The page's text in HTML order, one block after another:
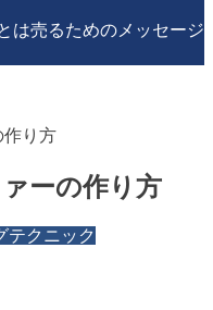
は売るためのメッセージ
作り方
ーの作り方
テクニック